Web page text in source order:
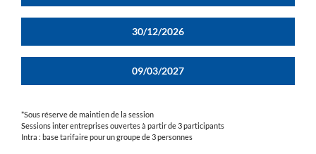
30/12/2026
09/03/2027
*Sous réserve de maintien de la session
Sessions inter entreprises ouvertes à partir de 3 participants
Intra : base tarifaire pour un groupe de 3 personnes